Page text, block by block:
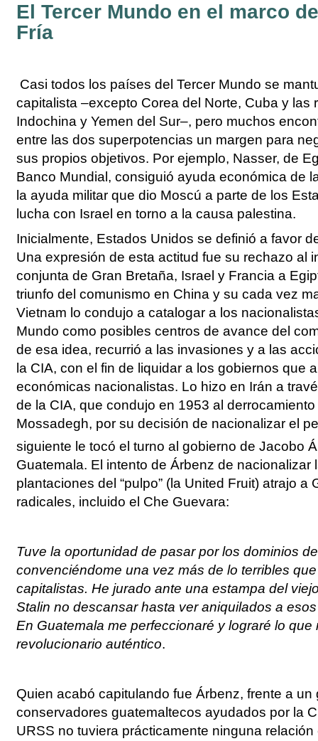
FASCISMO Y NAZISMO
El Tercer Mundo en el marco
Fría
Casi todos los países del Tercer Mundo se
capitalista –excepto Corea del Norte, Cuba y las
Indochina y Yemen del Sur–, pero muchos
entre las dos superpotencias un margen para
sus propios objetivos. Por ejemplo, Nasser, de
Banco Mundial, consiguió ayuda económica de
la ayuda militar que dio Moscú a parte de los
lucha con Israel en torno a la causa palestina.
Inicialmente, Estados Unidos se definió a favor
Una expresión de esta actitud fue su rechazo al
conjunta de Gran Bretaña, Israel y Francia a
triunfo del comunismo en China y su cada vez
Vietnam lo condujo a catalogar a los
Mundo como posibles centros de avance del
de esa idea, recurrió a las invasiones y a las
la CIA, con el fin de liquidar a los gobiernos que
económicas nacionalistas. Lo hizo en Irán a
de la CIA, que condujo en 1953 al
Mossadegh, por su decisión de nacionalizar el
siguiente le tocó el turno al gobierno de Jacobo
Guatemala. El intento de Árbenz de nacionalizar
plantaciones del “pulpo” (la United Fruit) atrajo a
radicales, incluido el Che Guevara:
Tuve la oportunidad de pasar por los dominios
convenciéndome una vez más de lo terribles
capitalistas. He jurado ante una estampa del
Stalin no descansar hasta ver aniquilados a
En Guatemala me perfeccionaré y lograré lo que
revolucionario auténtico.
Quien acabó capitulando fue Árbenz, frente a un
conservadores guatemaltecos ayudados por la
URSS no tuviera prácticamente ninguna